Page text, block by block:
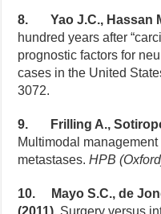
8. Yao J.C., Hassan
hundred years after
prognostic factors for
cases in the United
3072.
9. Frilling A.,
Multimodal
metastases.HPB
10. Mayo S.C., de